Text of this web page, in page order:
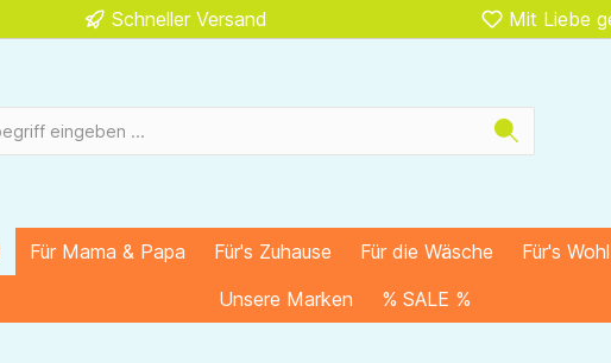
Schneller Versand Mit Liebe
Für Mama & Papa Für's Zuhause Für die Wäsche Für's
Unsere Marken
% SALE %